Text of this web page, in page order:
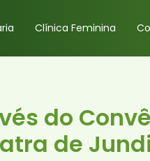
Clínica Feminina
do
de